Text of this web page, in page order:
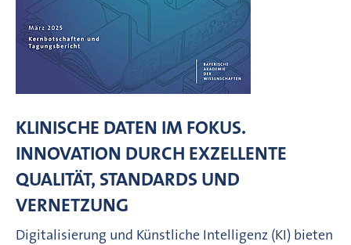
KLINISCHE DATEN IM FOKUS.
INNOVATION DURCH EXZELLENTE
QUALITÄT, STANDARDS UND
VERNETZUNG
Digitalisierung und Künstliche Intelligenz (KI) bieten